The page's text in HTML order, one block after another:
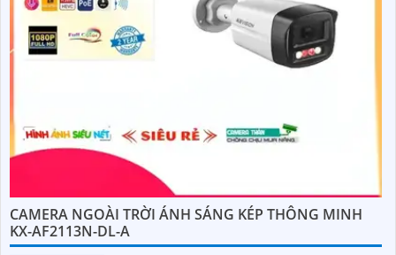
CAMERA NGOÀI TRỜI ÁNH SÁNG KÉP THÔNG MINH
KX-AF2113N-DL-A